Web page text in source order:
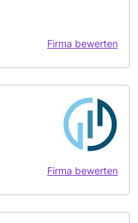
Firma bewerten
Firma bewerten